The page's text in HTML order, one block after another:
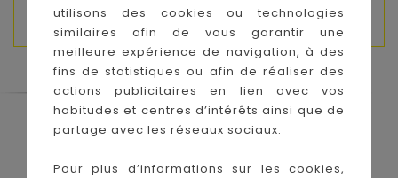
utilisons des cookies ou technologies
similaires afin de vous garantir une
meilleure expérience de navigation, à des
fins de statistiques ou afin de réaliser des
actions publicitaires en lien avec vos
habitudes et centres d’intérêts ainsi que de
partage avec les réseaux sociaux.
Pour plus d’informations sur les cookies,
Le Coin des Petits propose les plus
grandes marques de puériculture aux